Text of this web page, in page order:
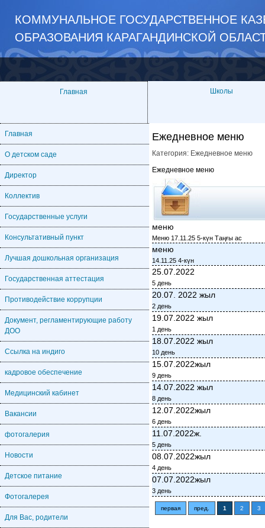
КОММУНАЛЬНОЕ ГОСУДАРСТВЕННОЕ
ОБРАЗОВАНИЯ КАРАГАНДИНСКОЙ
Главная Школы
Главная
О детском саде
Директор
Коллектив
Государственные услуги
Консультативный пункт
Лучшая дошкольная организация
Государственная аттестация
Противодействие коррупции
Документ, регламентирующие работу
ДОО
Ссылка на индиго
кадровое обеспечение
Медицинский кабинет
Вакансии
фотогалерия
Новости
Детское питание
Фотогалерея
Для Вас, родители
Ежедневное меню
Категория: Ежедневное меню
Ежедневное меню
меню
Меню 17.11.25 5-күн Таңғы ас
меню
14.11.25 4-күн
25.07.2022
5 день
20.07. 2022 жыл
2 день
19.07.2022 жыл
1 день
18.07.2022 жыл
10 день
15.07.2022жыл
9 день
14.07.2022 жыл
8 день
12.07.2022жыл
6 день
11.07.2022ж.
5 день
08.07.2022жыл
4 день
07.07.2022жыл
3 день
первая пред. 1 2 3